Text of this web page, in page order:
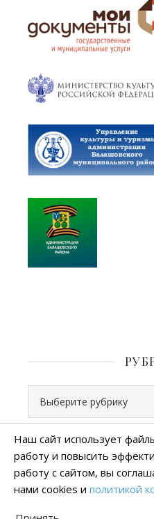
Все
Наш сайт использует
работу и повысить
работу с сайтом, вы
нами cookies и политикой